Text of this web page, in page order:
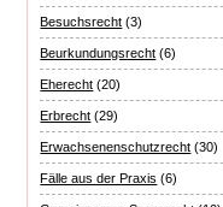
Besuchsrecht (3)
Beurkundungsrecht (6)
Eherecht (20)
Erbrecht (29)
Erwachsenenschutzrecht (30)
Fälle aus der Praxis (6)